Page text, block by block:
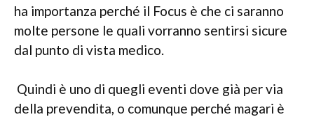
ha importanza perché il Focus è che ci saranno
molte persone le quali vorranno sentirsi sicure
dal punto di vista medico.
Quindi è uno di quegli eventi dove già per via
della prevendita, o comunque perché magari è